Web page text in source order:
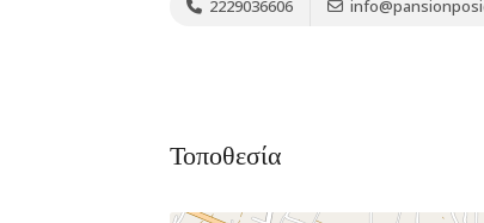
2229036606
Τοποθεσία
Δημητρίου 1, Xαλκίδα
Βόρεια